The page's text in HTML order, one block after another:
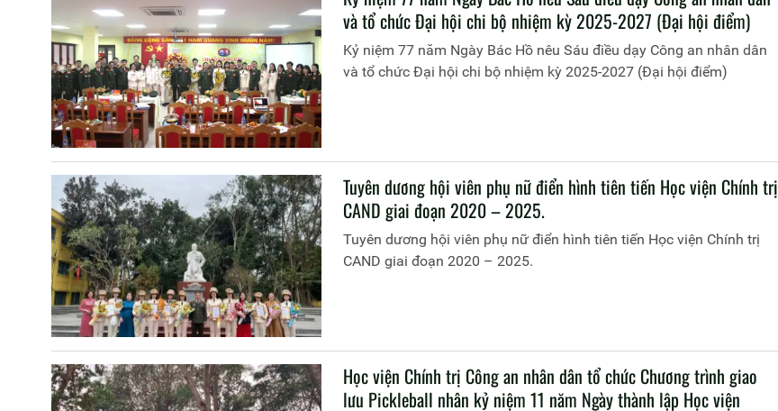
và tổ chức Đại hội chi bộ nhiệm kỳ 2025-2027 (Đại hội điểm)
Kỷ niệm 77 năm Ngày Bác Hồ nêu Sáu điều dạy Công an nhân dân
và tổ chức Đại hội chi bộ nhiệm kỳ 2025-2027 (Đại hội điểm)
Tuyên dương hội viên phụ nữ điển hình tiên tiến Học viện Chính trị
CAND giai đoạn 2020 – 2025.
Tuyên dương hội viên phụ nữ điển hình tiên tiến Học viện Chính trị
CAND giai đoạn 2020 – 2025.
Học viện Chính trị Công an nhân dân tổ chức Chương trình giao
lưu Pickleball nhân kỷ niệm 11 năm Ngày thành lập Học viện